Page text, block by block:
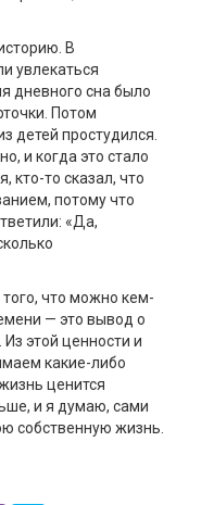
В
увлекаться
дневного сна было
Потом
детей простудился.
и когда это стало
кто-то сказал, что
потому что
«Да,
того, что можно кем-
— это вывод о
этой ценности и
какие-либо
ценится
и я думаю, сами
собственную жизнь.